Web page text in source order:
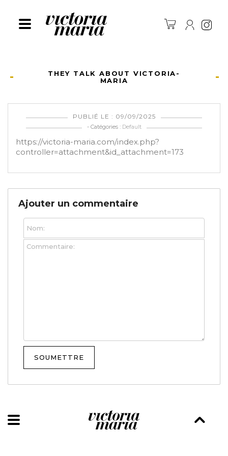
THEY TALK ABOUT VICTORIA-
MARIA
PUBLIÉ LE : 09/09/2025
- Catégories : Default
https://victoria-maria.com/index.php?
controller=attachment&id_attachment=173
Ajouter un commentaire